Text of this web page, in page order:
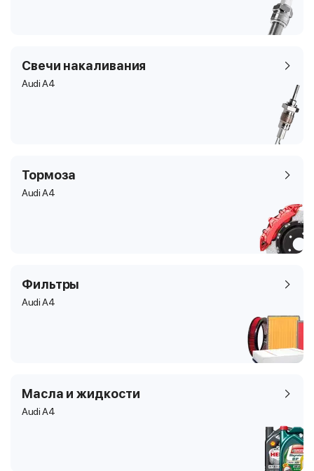
Свечи накаливания
Audi A4
Тормоза
Audi A4
Фильтры
Audi A4
Масла и жидкости
Audi A4